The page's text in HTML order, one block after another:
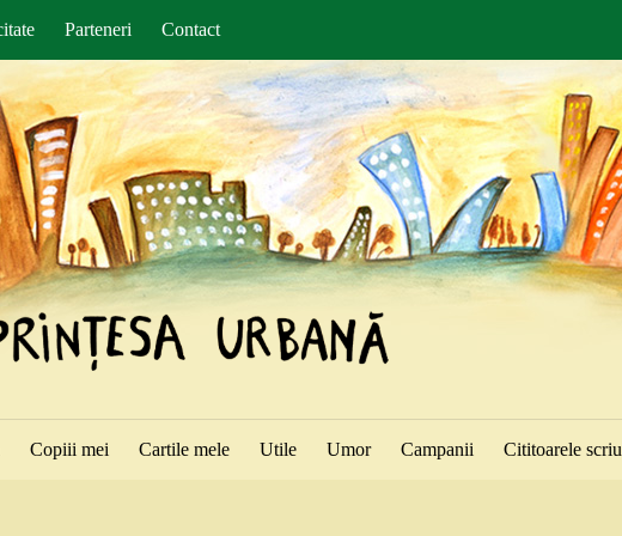
Parteneri Contact
Copiii mei Cartile mele Utile Umor Campanii Cititoarele scriu